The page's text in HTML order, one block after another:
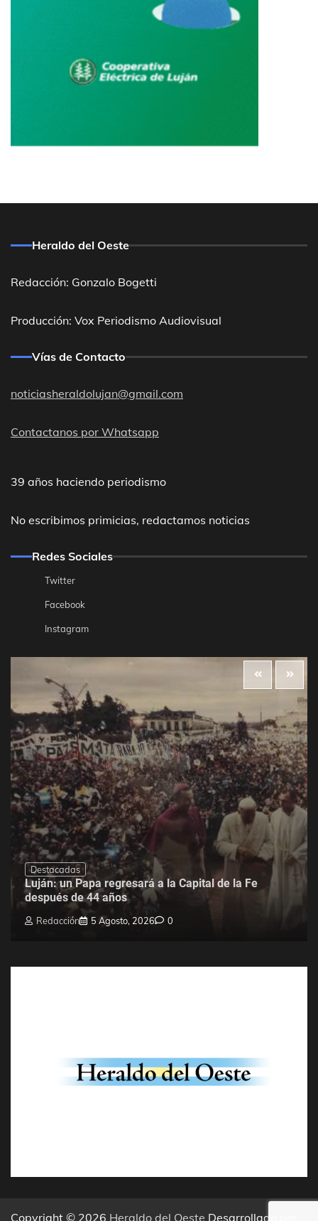
Heraldo del Oeste
Redacción: Gonzalo Bogetti
Producción: Vox Periodismo Audiovisual
Vías de Contacto
noticiasheraldolujan@gmail.com
Contactanos por Whatsapp
39 años haciendo periodismo
No escribimos primicias, redactamos noticias
Redes Sociales
Twitter
Facebook
Instagram
Destacadas
Luján: un Papa regresará a la Capital de la Fe
después de 44 años
Redacción 5 Agosto, 2026 0
Copyright © 2026 Heraldo del Oeste Desarrollado por